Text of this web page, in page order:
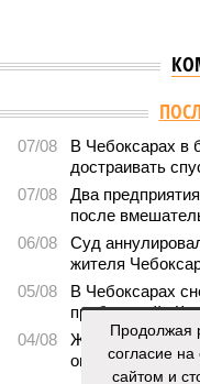
07/08
В Чебоксарах в
достраивать
07/08
Два
после
06/08
Суд
жителя
05/08
В Чебоксарах
проблемной
04/08
Житель
ограбил
Продолжая
согласие
сайтом и